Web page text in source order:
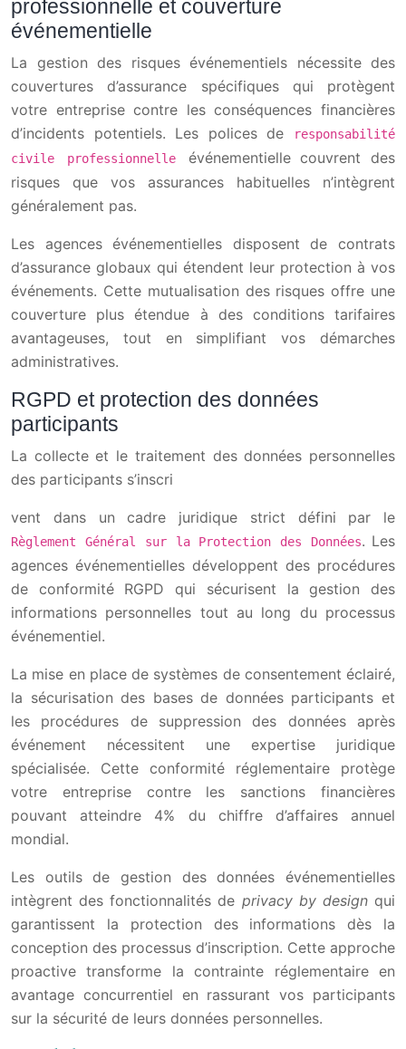
professionnelle et couverture
événementielle
La gestion des risques événementiels nécessite des
couvertures d’assurance spécifiques qui protègent
votre entreprise contre les conséquences financières
d’incidents potentiels. Les polices de
responsabilité
civile professionnelle événementielle couvrent des
risques que vos assurances habituelles n’intègrent
généralement pas.
Les agences événementielles disposent de contrats
d’assurance globaux qui étendent leur protection à vos
événements. Cette mutualisation des risques offre une
couverture plus étendue à des conditions tarifaires
avantageuses, tout en simplifiant vos démarches
administratives.
RGPD et protection des données
participants
La collecte et le traitement des données personnelles
des participants s’inscri
vent dans un cadre juridique strict défini par le
Règlement Général sur la Protection des Données. Les
agences événementielles développent des procédures
de conformité RGPD qui sécurisent la gestion des
informations personnelles tout au long du processus
événementiel.
La mise en place de systèmes de consentement éclairé,
la sécurisation des bases de données participants et
les procédures de suppression des données après
événement nécessitent une expertise juridique
spécialisée. Cette conformité réglementaire protège
votre entreprise contre les sanctions financières
pouvant atteindre 4% du chiffre d’affaires annuel
mondial.
Les outils de gestion des données événementielles
intègrent des fonctionnalités de privacy by designqui
garantissent la protection des informations dès la
conception des processus d’inscription. Cette approche
proactive transforme la contrainte réglementaire en
avantage concurrentiel en rassurant vos participants
sur la sécurité de leurs données personnelles.